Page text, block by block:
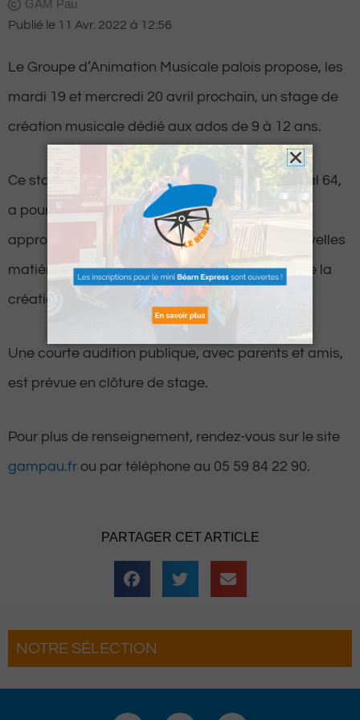
GAM Pau
Publié le 11 Avr. 2022 à 12:56
Le Groupe d’Animation Musicale palois propose, les
mardi 19 et mercredi 20 avril prochain, un stage de
création musicale dédié aux ados de 9 à 12 ans.
Ce stage, soutenu par le Conseil Départemental 64,
a pour objectif un moment privilégié pour
approfondir le jeu d’ensemble, explorer de nouvelles
matières sonores, s’aventurer sur les rivages de la
création musicale.
Une courte audition publique, avec parents et amis,
est prévue en clôture de stage.
Pour plus de renseignement, rendez-vous sur le site
gampau.fr ou par téléphone au 05 59 84 22 90.
PARTAGER CET ARTICLE
NOTRE SÉLECTION
Hestiv’Òc : Les férias Béarnaises font leur
grand retour à Pau